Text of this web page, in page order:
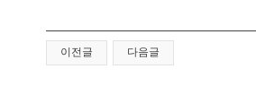
이전글 다음글